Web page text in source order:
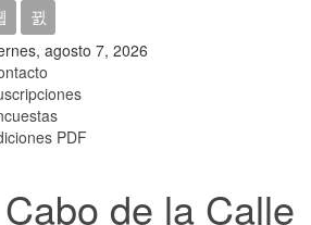
agosto 7, 2026
PDF